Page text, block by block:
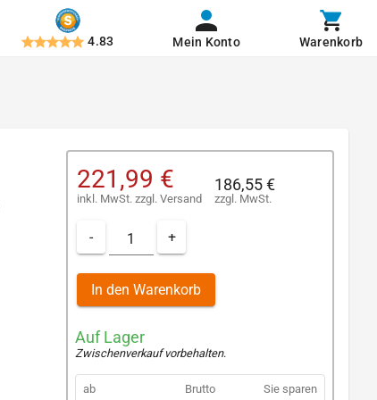
4.83 Mein Konto Warenkorb
221,99 €
inkl. MwSt. zzgl. Versand
186,55 €
zzgl. MwSt.
- +
In den Warenkorb
Auf Lager
Zwischenverkauf vorbehalten.
ab Brutto Sie sparen